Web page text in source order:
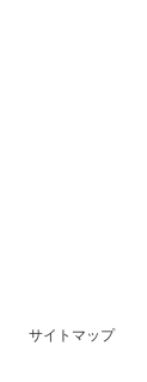
サイトマップ